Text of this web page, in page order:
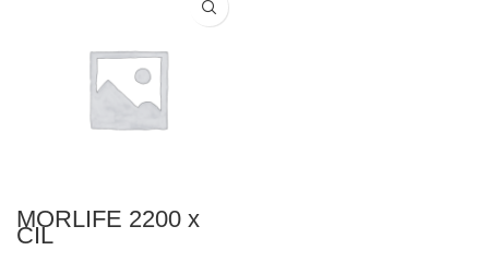
MORLIFE 2200 x
CIL